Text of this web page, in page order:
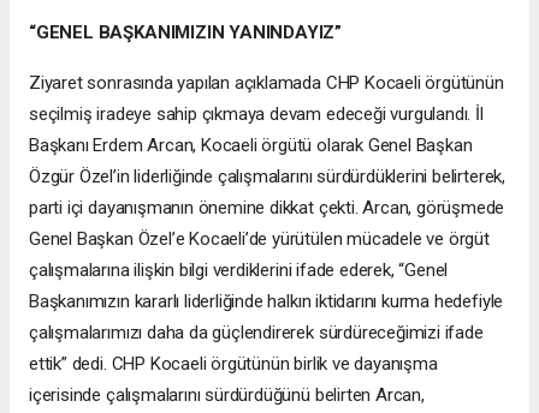
“GENEL BAŞKANIMIZIN YANINDAYIZ”
Ziyaret sonrasında yapılan açıklamada CHP Kocaeli örgütünün
seçilmiş iradeye sahip çıkmaya devam edeceği vurgulandı. İl
Başkanı Erdem Arcan, Kocaeli örgütü olarak Genel Başkan
Özgür Özel’in liderliğinde çalışmalarını sürdürdüklerini belirterek,
parti içi dayanışmanın önemine dikkat çekti. Arcan, görüşmede
Genel Başkan Özel’e Kocaeli’de yürütülen mücadele ve örgüt
çalışmalarına ilişkin bilgi verdiklerini ifade ederek, “Genel
Başkanımızın kararlı liderliğinde halkın iktidarını kurma hedefiyle
çalışmalarımızı daha da güçlendirerek sürdüreceğimizi ifade
ettik” dedi. CHP Kocaeli örgütünün birlik ve dayanışma
içerisinde çalışmalarını sürdürdüğünü belirten Arcan,